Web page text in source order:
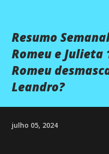
Resumo
Romeu e Julieta
Romeu
Leandro?
julho 05, 2024